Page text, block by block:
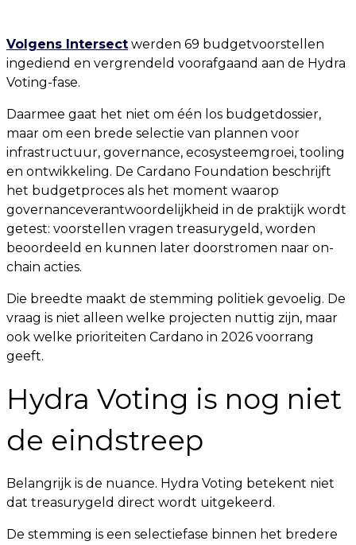
Volgens Intersect werden 69 budgetvoorstellen
ingediend en vergrendeld voorafgaand aan de Hydra
Voting-fase.
Daarmee gaat het niet om één los budgetdossier,
maar om een brede selectie van plannen voor
infrastructuur, governance, ecosysteemgroei, tooling
en ontwikkeling. De Cardano Foundation beschrijft
het budgetproces als het moment waarop
governanceverantwoordelijkheid in de praktijk wordt
getest: voorstellen vragen treasurygeld, worden
beoordeeld en kunnen later doorstromen naar on-
chain acties.
Die breedte maakt de stemming politiek gevoelig. De
vraag is niet alleen welke projecten nuttig zijn, maar
ook welke prioriteiten Cardano in 2026 voorrang
geeft.
Hydra Voting is nog niet
de eindstreep
Belangrijk is de nuance. Hydra Voting betekent niet
dat treasurygeld direct wordt uitgekeerd.
De stemming is een selectiefase binnen het bredere